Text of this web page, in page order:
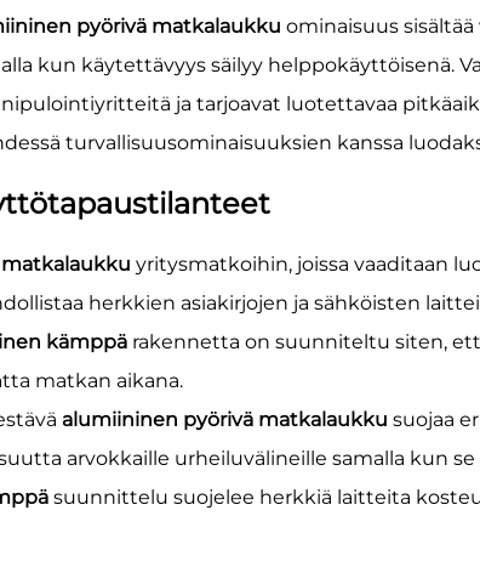
pyörivä matkalaukku ominaisuus
kun käytettävyys säilyy helppokäyttöisenä.
ja tarjoavat luotettavaa
turvallisuusominaisuuksien kanssa
yritysmatkoihin, joissa vaaditaan
herkkien asiakirjojen ja sähköisten
kämppä rakennetta on suunniteltu siten,
matkan aikana.
alumiininen pyörivä matkalaukku suojaa
arvokkaille urheiluvälineille samalla kun
suunnittelu suojelee herkkiä laitteita